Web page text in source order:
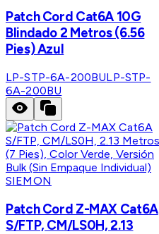
Patch Cord Cat6A 10G
Blindado 2 Metros (6.56
Pies) Azul
LP-STP-6A-200BULP-STP-
6A-200BU
SIEMON
Patch Cord Z-MAX Cat6A
S/FTP, CM/LS0H, 2.13